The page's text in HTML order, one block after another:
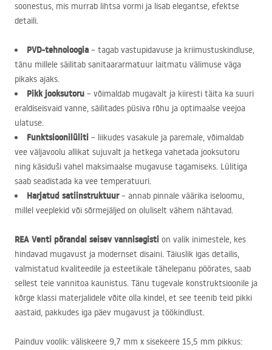
soonestus, mis murrab lihtsa vormi ja lisab elegantse, efektse
detaili.
PVD-tehnoloogia – tagab vastupidavuse ja kriimustuskindluse,
tänu millele säilitab sanitaararmatuur laitmatu välimuse väga
pikaks ajaks.
Pikk jooksutoru – võimaldab mugavalt ja kiiresti täita ka suuri
eraldiseisvaid vanne, säilitades püsiva rõhu ja optimaalse veejoa
ulatuse.
Funktsioonilüliti – liikudes vasakule ja paremale, võimaldab
vee väljavoolu allikat sujuvalt ja hetkega vahetada jooksutoru
ning käsiduši vahel maksimaalse mugavuse tagamiseks. Lülitiga
saab seadistada ka vee temperatuuri.
Harjatud satiinstruktuur– annab pinnale väärika iseloomu,
millel veeplekid või sõrmejäljed on oluliselt vähem nähtavad.
REA Venti põrandal seisev vannisegisti on valik inimestele, kes
hindavad mugavust ja modernset disaini. Täiuslik igas detailis,
valmistatud kvaliteedile ja esteetikale tähelepanu pöörates, saab
sellest teie vannitoa kaunistus. Tänu tugevale konstruktsioonile ja
kõrge klassi materjalidele võite olla kindel, et see teenib teid pikki
aastaid, pakkudes iga päev mugavust ja töökindlust.
Painduv voolik: väliskeere 9,7 mm x sisekeere 15,5 mm pikkus: